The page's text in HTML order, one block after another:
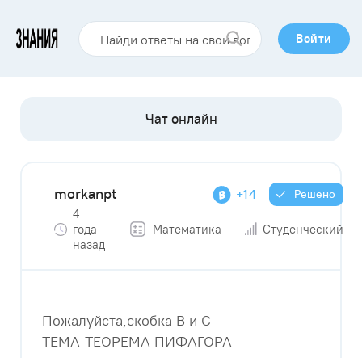
Войти
morkanpt +14 Решено
4
года
назад
Математика Студенческий
Пожалуйста,скобка B и С
ТЕМА-ТЕОРЕМА ПИФАГОРА​